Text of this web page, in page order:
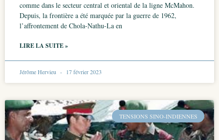
comme dans le secteur central et oriental de la ligne McMahon.
Depuis, la frontière a été marquée par la guerre de 1962,
l’affrontement de Chola-Nathu-La en
LIRE LA SUITE »
Jérôme Hervieu 17 février 2023
TENSIONS SINO-INDIENNES